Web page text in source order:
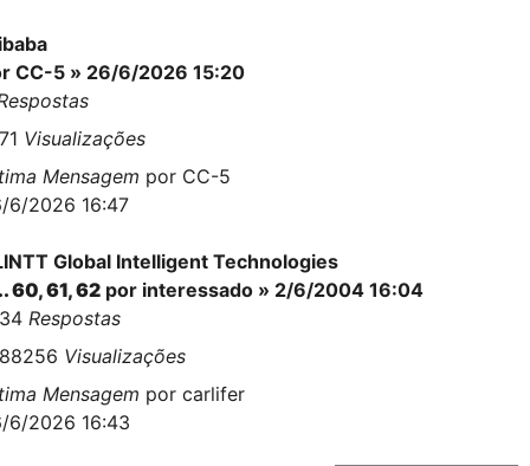
CC-5 » 26/6/2026 15:20
Visualizações
Mensagem por CC-5
6/2026 16:47
Global Intelligent Technologies
60,61,62 por interessado » 2/6/2004 16:04
Respostas
Visualizações
Mensagem por carlifer
6/2026 16:43